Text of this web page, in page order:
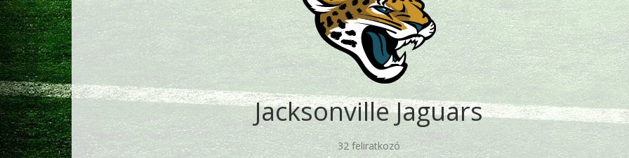
Jacksonville Jaguars
32 feliratkozó